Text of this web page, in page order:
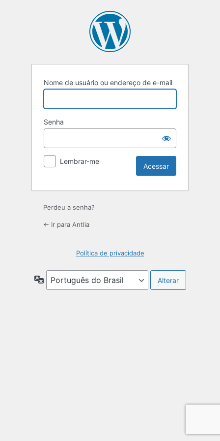
Nome de usuário ou endereço de e-mail
Senha
Lembrar-me
Perdeu a senha?
← Ir para Antlia
Política de privacidade
Idioma